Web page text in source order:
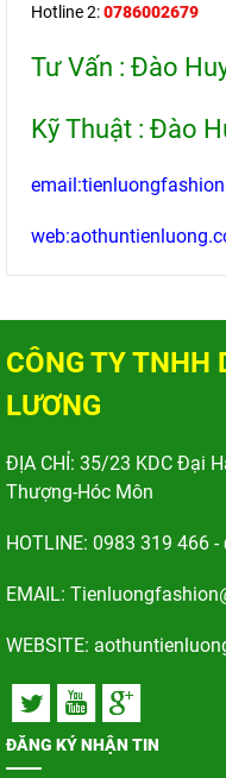
Hotline 2:0786002679
Tư Vấn : Đào
Kỹ Thuật : Đào
CÔNG TY TNHH
LƯƠNG
ĐỊA CHỈ: 35/23 KDC Đại
Thượng-Hóc Môn
HOTLINE: 0983 319 466 -
EMAIL:
WEBSITE:
ĐĂNG KÝ NHẬN TIN